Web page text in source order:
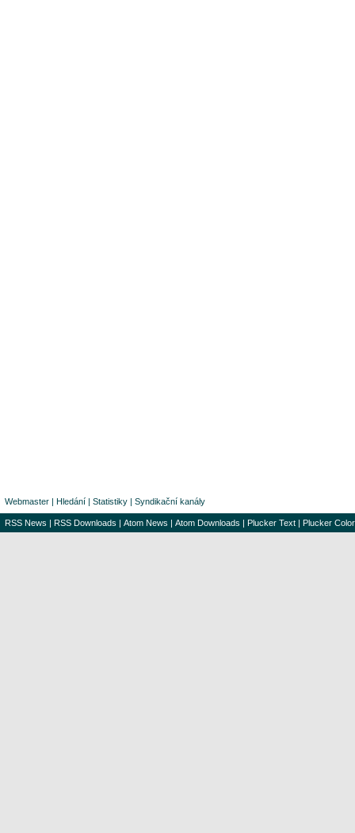
Webmaster | Hledání | Statistiky | Syndikační kanály
RSS News | RSS Downloads | Atom News | Atom Downloads | Plucker Text | Plucker Color